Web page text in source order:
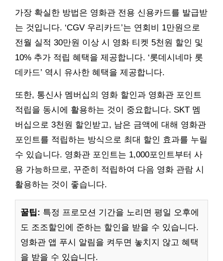
가장 확실한 방법은 영화관 전용 신용카드를 발급받
는 것입니다. ‘CGV 우리카드’는 연회비 1만원으로
전월 실적 30만원 이상 시 영화 티켓 5천원 할인 및
10% 추가 적립 혜택을 제공합니다. ‘롯데시네마 롯
데카드’ 역시 유사한 혜택을 제공합니다.
또한, 통신사 멤버십의 영화 할인과 영화관 포인트
적립을 동시에 활용하는 것이 중요합니다. SKT 멤
버십으로 3천원 할인받고, 남은 금액에 대해 영화관
포인트를 적립하는 방식으로 최대 할인 효과를 누릴
수 있습니다. 영화관 포인트는 1,000포인트부터 사
용 가능하므로, 꾸준히 적립하여 다음 영화 관람 시
활용하는 것이 좋습니다.
꿀팁: 특정 프로모션 기간을 노리면 평일 오후에
도 조조할인에 준하는 할인을 받을 수 있습니다.
영화관 앱 푸시 알림을 켜두면 놓치지 않고 혜택
을 받을 수 있습니다.